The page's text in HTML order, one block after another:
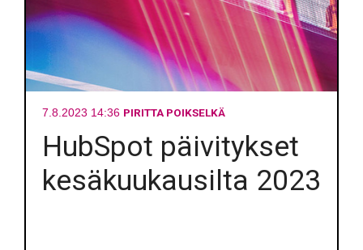
7.8.2023 14:36 PIRITTA POIKSELKÄ
HubSpot päivitykset
kesäkuukausilta 2023